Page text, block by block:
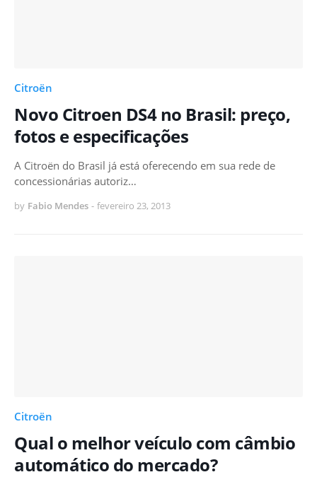
Citroën
Novo Citroen DS4 no Brasil: preço,
fotos e especificações
A Citroën do Brasil já está oferecendo em sua rede de
concessionárias autoriz…
by Fabio Mendes - fevereiro 23, 2013
Citroën
Qual o melhor veículo com câmbio
automático do mercado?